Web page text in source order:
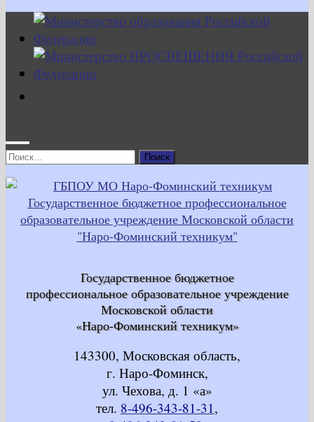
Найти:
Государственное бюджетное
профессиональное образовательное учреждение
Московской области
«Наро-Фоминский техникум»
143300, Московская область,
г. Наро-Фоминск,
ул. Чехова, д. 1 «а»
тел. 8-496-343-81-31,